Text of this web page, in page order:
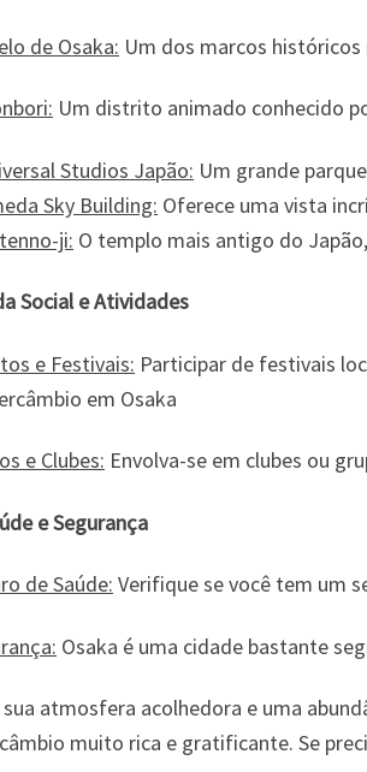
de Osaka: Um dos marcos
Um distrito animado conhecido
Studios Japão: Um grande
Sky Building: Oferece uma vista
ji: O templo mais antigo do
Social e Atividades
e Festivais: Participar de festivais
em Osaka
e Clubes: Envolva-se em clubes ou
e Segurança
de Saúde: Verifique se você tem um
Osaka é uma cidade bastante
sua atmosfera acolhedora e uma
muito rica e gratificante. Se